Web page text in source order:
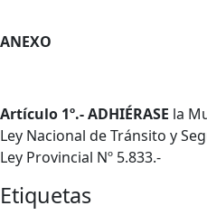
ANEXO
Artículo 1º.- ADHIÉRASE la
Ley Nacional de Tránsito y
Ley Provincial Nº 5.833.-
Etiquetas